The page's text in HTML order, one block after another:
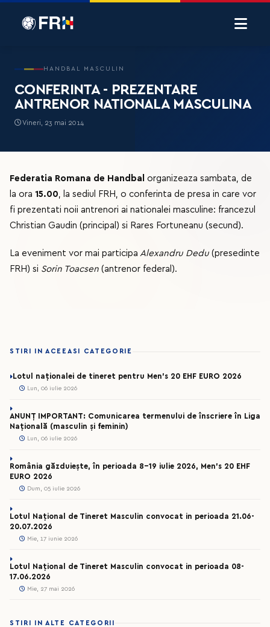
HANDBAL MASCULIN
CONFERINTA - PREZENTARE
ANTRENOR NATIONALA MASCULINA
Vineri, 23 mai 2014
Federatia Romana de Handbal organizeaza sambata, de
la ora 15.00, la sediul FRH, o conferinta de presa in care vor
fi prezentati noii antrenori ai nationalei masculine: francezul
Christian Gaudin (principal) si Rares Fortuneanu (secund).
La eveniment vor mai participa Alexandru Dedu (presedinte
FRH) si Sorin Toacsen (antrenor federal).
STIRI IN ACEEASI CATEGORIE
Lotul naționalei de tineret pentru Men’s 20 EHF EURO 2026
Lun, 06 iulie 2026
ANUNȚ IMPORTANT: Comunicarea termenului de înscriere în Liga
Națională (masculin și feminin)
Lun, 06 iulie 2026
România găzduiește, în perioada 8-19 iulie 2026, Men’s 20 EHF
EURO 2026
Dum, 05 iulie 2026
Lotul Național de Tineret Masculin convocat in perioada 21.06-
20.07.2026
Mie, 17 iunie 2026
Lotul Național de Tineret Masculin convocat in perioada 08-
17.06.2026
Mie, 27 mai 2026
STIRI IN ALTE CATEGORII